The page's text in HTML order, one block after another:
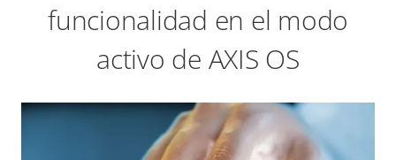
funcionalidad en el modo
activo de AXIS OS